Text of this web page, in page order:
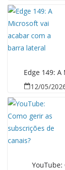
Edge 149:
12/05/